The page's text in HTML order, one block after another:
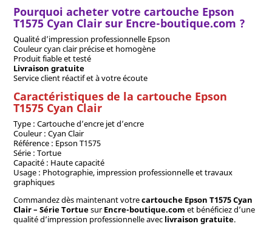
Pourquoi acheter votre cartouche Epson
T1575 Cyan Clair sur Encre-boutique.com ?
Qualité d’impression professionnelle Epson
Couleur cyan clair précise et homogène
Produit fiable et testé
Livraison gratuite
Service client réactif et à votre écoute
Caractéristiques de la cartouche Epson
T1575 Cyan Clair
Type : Cartouche d’encre jet d’encre
Couleur : Cyan Clair
Référence : Epson T1575
Série : Tortue
Capacité : Haute capacité
Usage : Photographie, impression professionnelle et travaux
graphiques
Commandez dès maintenant votrecartouche Epson T1575 Cyan
Clair – Série TortuesurEncre-boutique.com et bénéficiez d’une
qualité d’impression professionnelle avec livraison gratuite.